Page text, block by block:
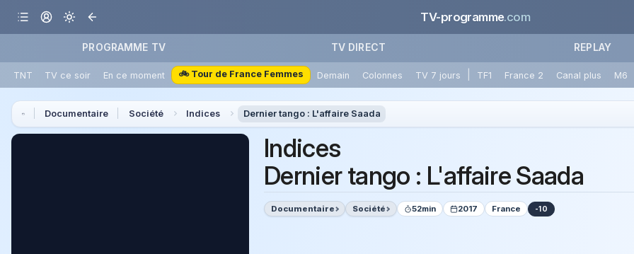
TV-programme.com
PROGRAMME TV TV DIRECT REPLAY
TNT TV ce soir En ce moment 🚲 Tour de France Femmes Demain Colonnes TV 7 jours TF1 France 2 Canal plus M6
Documentaire Société Indices Dernier tango : L'affaire Saada
Indices
Dernier tango : L'affaire Saada
Documentaire Société 52min 2017 France -10